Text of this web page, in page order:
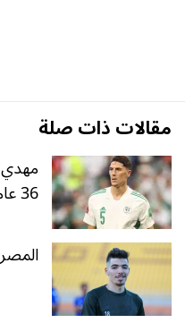
مقالات ذات صلة
مهدي
36 عاما